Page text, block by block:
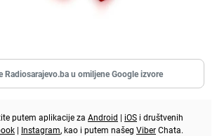
Radiosarajevo.ba u omiljene Google izvore
putem aplikacije za Android | iOS i društvenih
| Instagram, kao i putem našeg ViberChata.